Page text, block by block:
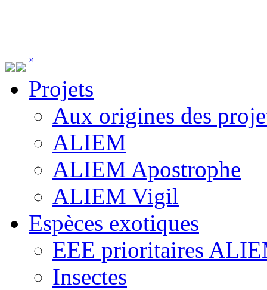
×
Projets
Aux origines des
ALIEM
ALIEM Apostrophe
ALIEM Vigil
Espèces exotiques
EEE prioritaires
Insectes